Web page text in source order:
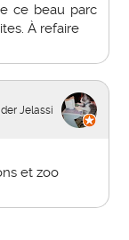
ce beau parc
À refaire
Jelassi
et zoo